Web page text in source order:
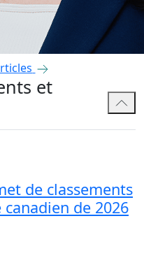
et
de classements
de 2026